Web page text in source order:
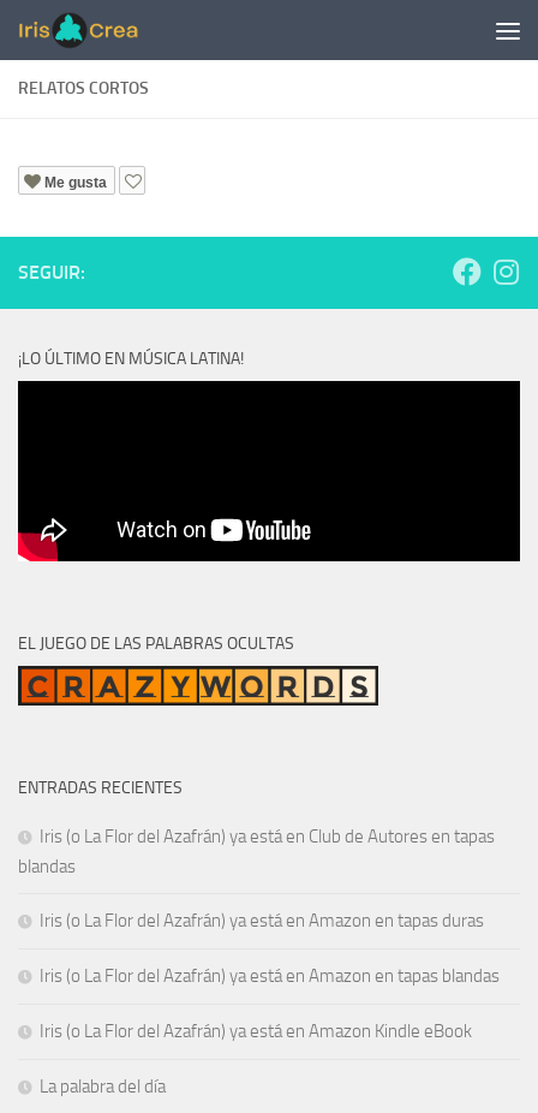
Saltar al contenido
RELATOS CORTOS
Me gusta
SEGUIR:
¡LO ÚLTIMO EN MÚSICA LATINA!
EL JUEGO DE LAS PALABRAS OCULTAS
ENTRADAS RECIENTES
Iris (o La Flor del Azafrán) ya está en Club de Autores en tapas
blandas
Iris (o La Flor del Azafrán) ya está en Amazon en tapas duras
Iris (o La Flor del Azafrán) ya está en Amazon en tapas blandas
Iris (o La Flor del Azafrán) ya está en Amazon Kindle eBook
La palabra del día